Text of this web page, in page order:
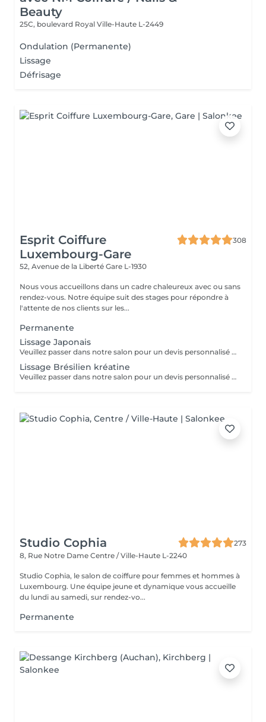
Beauty
25C, boulevard Royal Ville-Haute L-2449
Ondulation (Permanente)
Lissage
Défrisage
Esprit Coiffure
Luxembourg-Gare
308
52, Avenue de la Liberté Gare L-1930
Nous vous accueillons dans un cadre chaleureux avec ou sans
rendez-vous. Notre équipe suit des stages pour répondre à
l'attente de nos clients sur les...
Permanente
Lissage Japonais
Veuillez passer dans notre salon pour un devis personnalisé gratuit
Lissage Brésilien kréatine
Veuillez passer dans notre salon pour un devis personnalisé gratuit
Studio Cophia
273
8, Rue Notre Dame Centre / Ville-Haute L-2240
Studio Cophia, le salon de coiffure pour femmes et hommes à
Luxembourg. Une équipe jeune et dynamique vous accueille
du lundi au samedi, sur rendez-vo...
Permanente